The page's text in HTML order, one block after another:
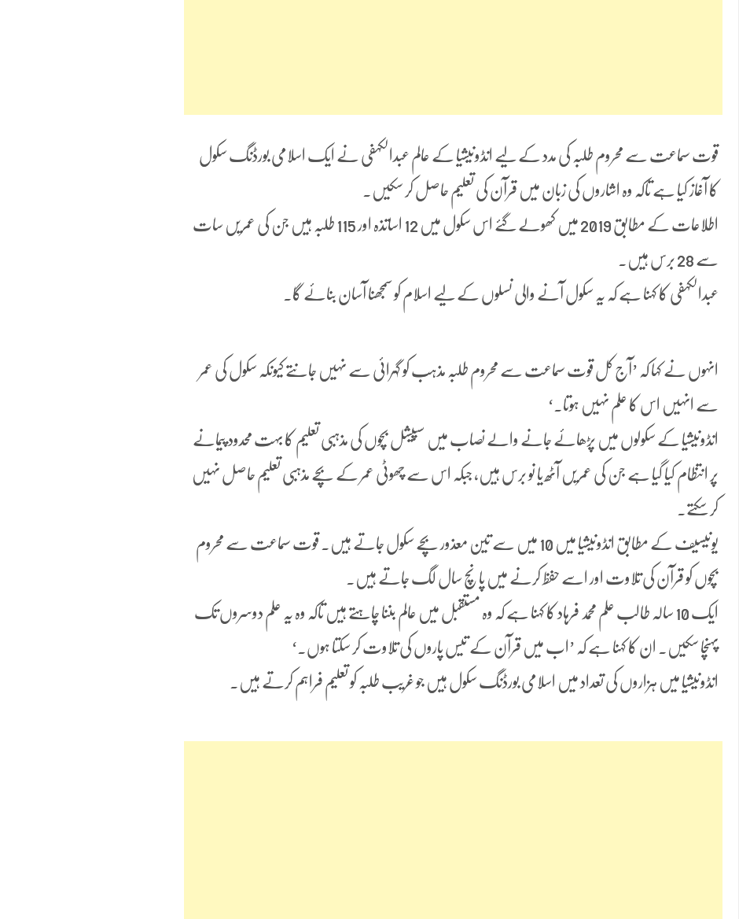
قوت سماعت سے محروم طلبہ کی مدد کے لیے انڈونیشیا کے عالم عبدالکہفی نے ایک اسلامی بورڈنگ سکول
کا آغاز کیا ہے تاکہ وہ اشاروں کی زبان میں قرآن کی تعلیم حاصل کر سکیں۔
اطلاعات کے مطابق 2019 میں کھولے گئے اس سکول میں 12 اساتذہ اور 115 طلبہ ہیں جن کی عمریں سات
سے 28 برس ہیں۔
عبدالکہفی کا کہنا ہے کہ یہ سکول آنے والی نسلوں کے لیے اسلام کو سمجھنا آسان بنائے گا۔
انہوں نے کہا کہ ’آج کل قوت سماعت سے محروم طلبہ مذہب کو گہرائی سے نہیں جانتے کیونکہ سکول کی عمر
سے انہیں اس کا علم نہیں ہوتا۔‘
انڈونیشیا کے سکولوں میں پڑھائے جانے والے نصاب میں سپیشل بچوں کی مذہبی تعلیم کا بہت محدود پیمانے
پر انتظام کیا گیا ہے جن کی عمریں آٹھ یا نو برس ہیں، جبکہ اس سے چھوٹی عمر کے بچے مذہبی تعلیم حاصل نہیں
کر سکتے۔
یونیسیف کے مطابق انڈونیشیا میں 10 میں سے تین معذور بچے سکول جاتے ہیں۔ قوت سماعت سے محروم
بچوں کو قرآن کی تلاوت اور اسے حفظ کرنے میں پانچ سال لگ جاتے ہیں۔
ایک 10 سالہ طالب علم محمد فرہاد کا کہنا ہے کہ وہ مستقبل میں عالم بننا چاہتے ہیں تاکہ وہ یہ علم دوسروں تک
پہنچا سکیں۔ ان کا کہنا ہے کہ ’اب میں قرآن کے تیس پاروں کی تلاوت کر سکتا ہوں۔‘
انڈونیشیا میں ہزاروں کی تعداد میں اسلامی بورڈنگ سکول ہیں جو غریب طلبہ کو تعلیم فراہم کرتے ہیں۔